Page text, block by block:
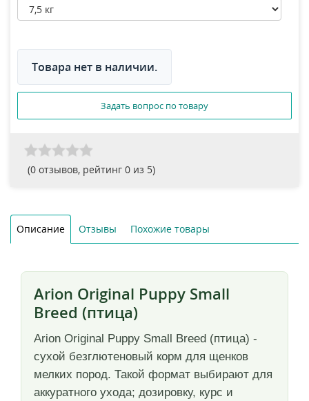
Товара нет в наличии.
Задать вопрос по товару
(0 отзывов, рейтинг 0 из 5)
Описание Отзывы Похожие товары
Arion Original Puppy Small
Breed (птица)
Arion Original Puppy Small Breed (птица) -
сухой безглютеновый корм для щенков
мелких пород. Такой формат выбирают для
аккуратного ухода; дозировку, курс и